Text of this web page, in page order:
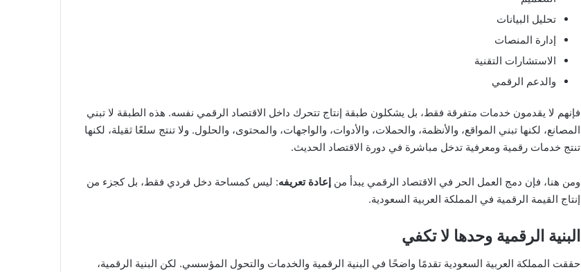
تحليل البيانات
إدارة المنصات
الاستشارات التقنية
والدعم الرقمي
فإنهم لا يقدمون خدمات متفرقة فقط، بل يشكلون طبقة إنتاج تتحرك داخل الاقتصاد الرقمي نفسه. هذه الطبقة لا تبني
المصانع، لكنها تبني المواقع، والأنظمة، والحملات، والأدوات، والواجهات، والمحتوى، والحلول. ولا تنتج سلعًا ثقيلة، لكنها
تنتج خدمات رقمية ومعرفية تدخل مباشرة في دورة الاقتصاد الحديث.
ومن هنا، فإن دمج العمل الحر في الاقتصاد الرقمي يبدأ من إعادة تعريفه: ليس كمساحة دخل فردي فقط، بل كجزء من
إنتاج القيمة الرقمية في المملكة العربية السعودية.
البنية الرقمية وحدها لا تكفي
حققت المملكة العربية السعودية تقدمًا واضحًا في البنية الرقمية والخدمات والتحول المؤسسي. لكن البنية الرقمية،